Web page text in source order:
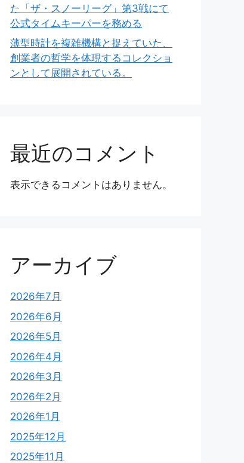
た「ザ・スノーリーグ」第3戦にて
公式タイムキーパーを務める
薄型時計を複雑機構と捉えていた、
創業者の哲学を体現するコレクショ
ンとして展開されている。
最近のコメント
表示できるコメントはありません。
アーカイブ
2026年7月
2026年6月
2026年5月
2026年4月
2026年3月
2026年2月
2026年1月
2025年12月
2025年11月